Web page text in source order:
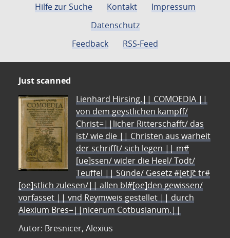
Hilfe zur Suche Kontakt
Impressum
Datenschutz
Feedback
RSS-Feed
Just scanned
Lienhard Hirsing.|| COMOEDIA ||
von dem geystlichen kampff/
Christ=||licher Ritterschafft/ das
ist/ wie die || Christen aus warheit
der schrifft/ sich legen || m#
[ue]ssen/ wider die Heel/ Todt/
Teuffel || Sünde/ Gesetz #[et]c̃ tr#
[oe]stlich zulesen/|| allen bl#[oe]den gewissen/
vorfasset || vnd Reymweis gestellet || durch
Alexium Bres=||nicerum Cotbusianum.||
Autor: Bresnicer, Alexius